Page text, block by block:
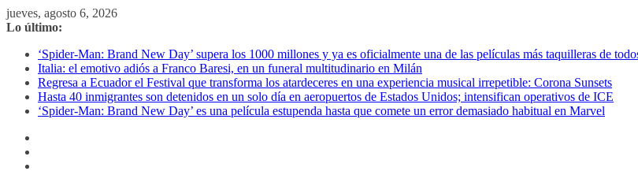
Saltar
al
jueves, agosto 6, 2026
Lo último:
‘Spider-Man: Brand New Day’ supera los 1000 millones y ya es oficialmente una de las películas más taquilleras de
Italia: el emotivo adiós a Franco Baresi, en un funeral multitudinario en Milán
Regresa a Ecuador el Festival que transforma los atardeceres en una experiencia musical irrepetible: Corona Sunsets
Hasta 40 inmigrantes son detenidos en un solo día en aeropuertos de Estados Unidos; intensifican operativos de ICE
‘Spider-Man: Brand New Day’ es una película estupenda hasta que comete un error demasiado habitual en Marvel